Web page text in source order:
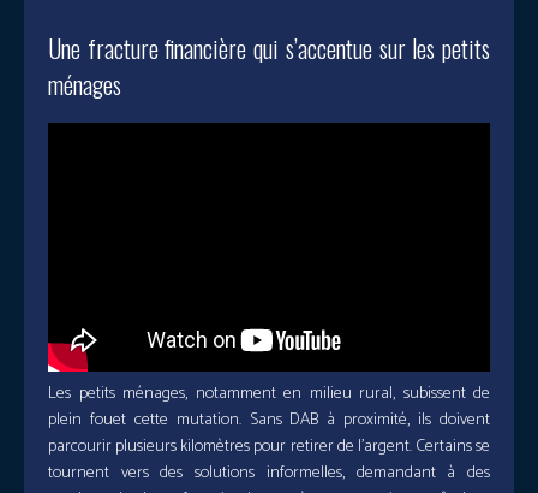
Une fracture financière qui s’accentue sur les petits
ménages
Les petits ménages, notamment en milieu rural, subissent de
plein fouet cette mutation. Sans DAB à proximité, ils doivent
parcourir plusieurs kilomètres pour retirer de l’argent. Certains se
tournent vers des solutions informelles, demandant à des